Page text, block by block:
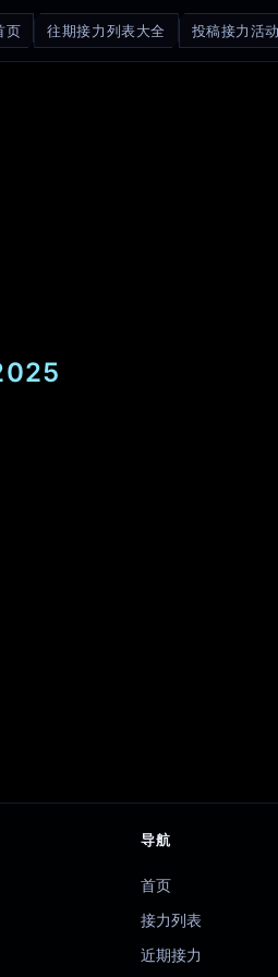
页 往期接力列表大全 投稿接力活动
导航
首页
接力列表
近期接力